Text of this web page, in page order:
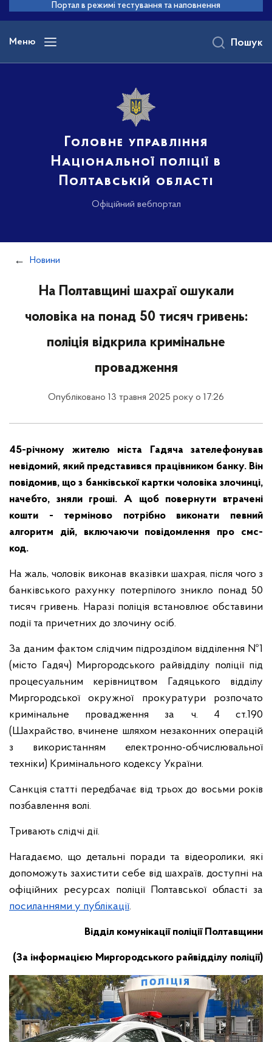
основного
вмісту
Портал в режимі тестування та наповнення
Меню
Головне управління
Національної поліції в
Полтавській області
Офіційний вебпортал
Пошук
Новини
На Полтавщині шахраї ошукали
чоловіка на понад 50 тисяч гривень:
поліція відкрила кримінальне
провадження
Опубліковано 13 травня 2025 року о 17:26
45-річному жителю міста Гадяча зателефонував
невідомий, який представився працівником банку. Він
повідомив, що з банківської картки чоловіка злочинці,
начебто, зняли гроші. А щоб повернути втрачені
кошти - терміново потрібно виконати певний
алгоритм дій, включаючи повідомлення про смс-
код.
На жаль, чоловік виконав вказівки шахрая, після чого з
банківського рахунку потерпілого зникло понад 50
тисяч гривень. Наразі поліція встановлює обставини
події та причетних до злочину осіб.
За даним фактом слідчим підрозділом відділення №1
(місто Гадяч) Миргородського райвідділу поліції під
процесуальним керівництвом Гадяцького відділу
Миргородської окружної прокуратури розпочато
кримінальне провадження за ч. 4 ст.190
(Шахрайство, вчинене шляхом незаконних операцій
з використанням електронно-обчислювальної
техніки) Кримінального кодексу України.
Санкція статті передбачає від трьох до восьми років
позбавлення волі.
Тривають слідчі дії.
Нагадаємо, що детальні поради та відеоролики, які
допоможуть захистити себе від шахраїв, доступні на
офіційних ресурсах поліції Полтавської області за
посиланнями у публікації.
Відділ комунікації поліції Полтавщини
(За інформацією Миргородського райвідділу поліції)